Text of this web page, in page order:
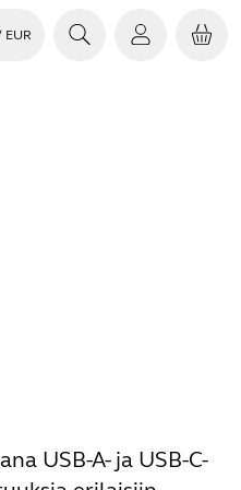
EUR
USB-A- ja USB-C-